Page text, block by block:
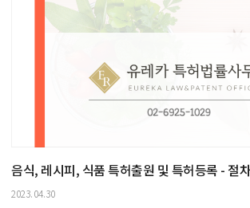
음식, 레시피, 식품 특허출원 및 특허등록 - 절
2023.04.30